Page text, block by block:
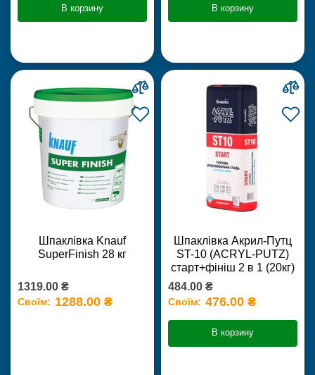
В корзину В корзину
Шпаклівка Knauf
SuperFinish 28 кг
1319.00 ₴
Своїм: 1288.00 ₴
Шпаклівка Акрил-Путц
ST-10 (ACRYL-PUTZ)
старт+фініш 2 в 1 (20кг)
484.00 ₴
Своїм: 476.00 ₴
В корзину